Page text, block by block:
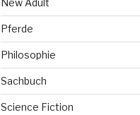
Pferde
Philosophie
Sachbuch
Science Fiction